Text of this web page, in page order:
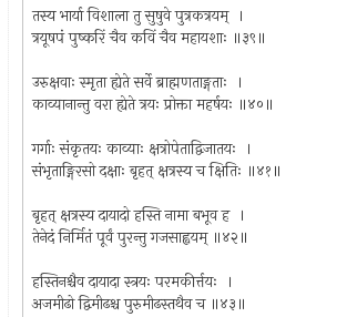
तस्य भार्या विशाला तु सुषुवे पुत्रकत्रयम् ।
त्रयूषपं पुष्करिं चैव कविं चैव महायशाः ॥३९॥
उरुक्षवाः स्मृता ह्येते सर्वे ब्राह्मणताङ्गताः ।
काव्यानान्तु वरा ह्येते त्रयः प्रोक्ता महर्षयः ॥४०॥
गर्गाः संकृतयः काव्याः क्षत्रोपेताद्विजातयः ।
संभृताङ्गिरसो दक्षाः बृहत् क्षत्रस्य च क्षितिः ॥४१॥
बृहत् क्षत्रस्य दायादो हस्ति नामा बभूव ह ।
तेनेदं निर्मितं पूर्वं पुरन्तु गजसाह्वयम् ॥४२॥
हस्तिनश्चैव दायादा स्त्रयः परमकीर्त्तयः ।
अजमीढो द्विमीढश्च पुरुमीढस्तथैव च ॥४३॥